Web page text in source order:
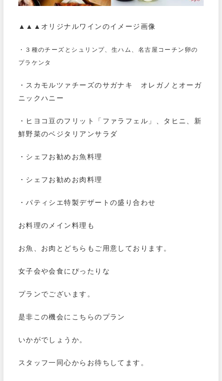
▲▲▲オリジナルワインのイメージ画像
・３種のチーズとシュリンプ、生ハム、名古屋コーチン卵の
プラケンタ
・スカモルツァチーズのサガナキ オレガノとオーガ
ニックハニー
・ヒヨコ豆のフリット「ファラフェル」、タヒニ、新
鮮野菜のベジタリアンサラダ
・シェフお勧めお魚料理
・シェフお勧めお肉料理
・パティシエ特製デザートの盛り合わせ
お料理のメイン料理も
お魚、お肉とどちらもご用意しております。
女子会や会食にぴったりな
プランでございます。
是非この機会にこちらのプラン
いかがでしょうか。
スタッフ一同心からお待ちしてます。